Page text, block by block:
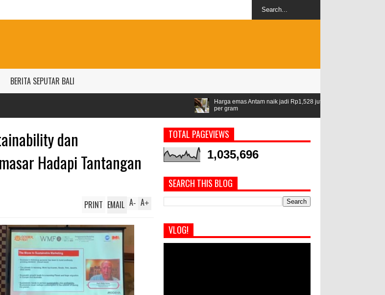
BERITA SEPUTAR BALI
Harga emas Antam naik jadi Rp1,528 juta
Airlangga: ASEAN jadi kawasan
dan
Hadapi Tantangan
A+
A-
PRINT EMAIL
TOTAL PAGEVIEWS
1,035,696
SEARCH THIS BLOG
VLOG!